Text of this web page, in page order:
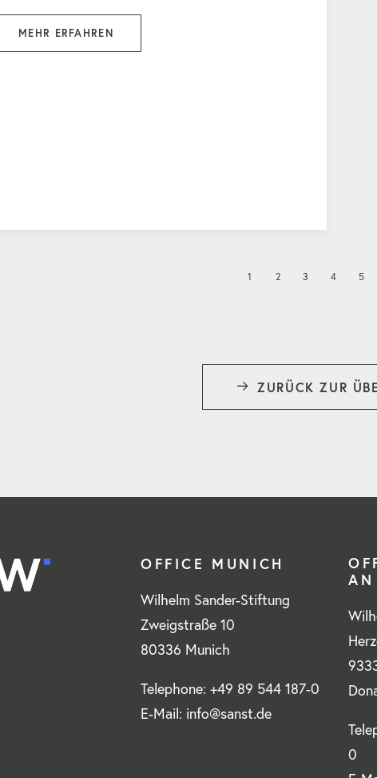
MEHR ERFAHREN
1 2 3 4 5
ZURÜCK ZUR
OFFICE MUNICH
Wilhelm Sander-Stiftung
Zweigstraße 10
80336 Munich
Telephone: +49 89 544 187-0
E-Mail: info@sanst.de
AN
0